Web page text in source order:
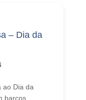
– Dia da
ao Dia da
barcos